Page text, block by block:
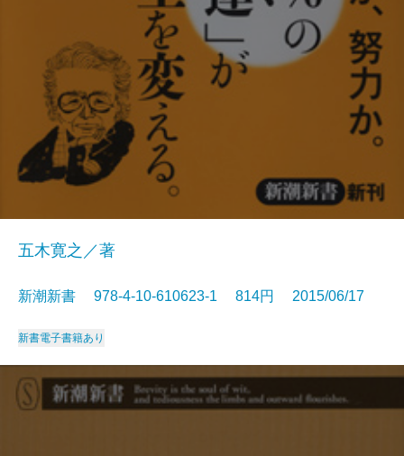
五木寛之／著
新潮新書 978-4-10-610623-1 814円 2015/06/17
新書電子書籍あり